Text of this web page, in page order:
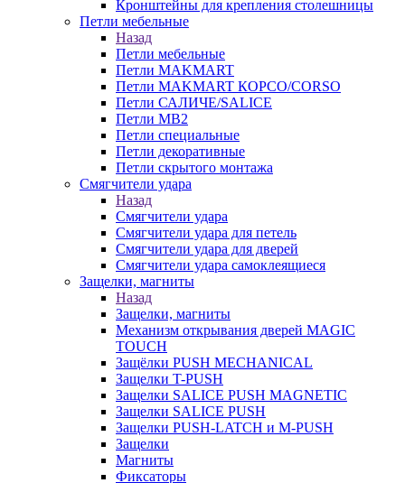
Кронштейны для крепления столешницы
Петли мебельные
Назад
Петли мебельные
Петли MAKMART
Петли MAKMART КОРСО/CORSO
Петли САЛИЧЕ/SALICE
Петли MB2
Петли специальные
Петли декоративные
Петли скрытого монтажа
Смягчители удара
Назад
Смягчители удара
Смягчители удара для петель
Смягчители удара для дверей
Cмягчители удара самоклеящиеся
Защелки, магниты
Назад
Защелки, магниты
Механизм открывания дверей MAGIC
TOUCH
Защёлки PUSH MECHANICAL
Защелки T-PUSH
Защелки SALICE PUSH MAGNETIC
Защелки SALICE PUSH
Защелки PUSH-LATCH и M-PUSH
Защелки
Магниты
Фиксаторы